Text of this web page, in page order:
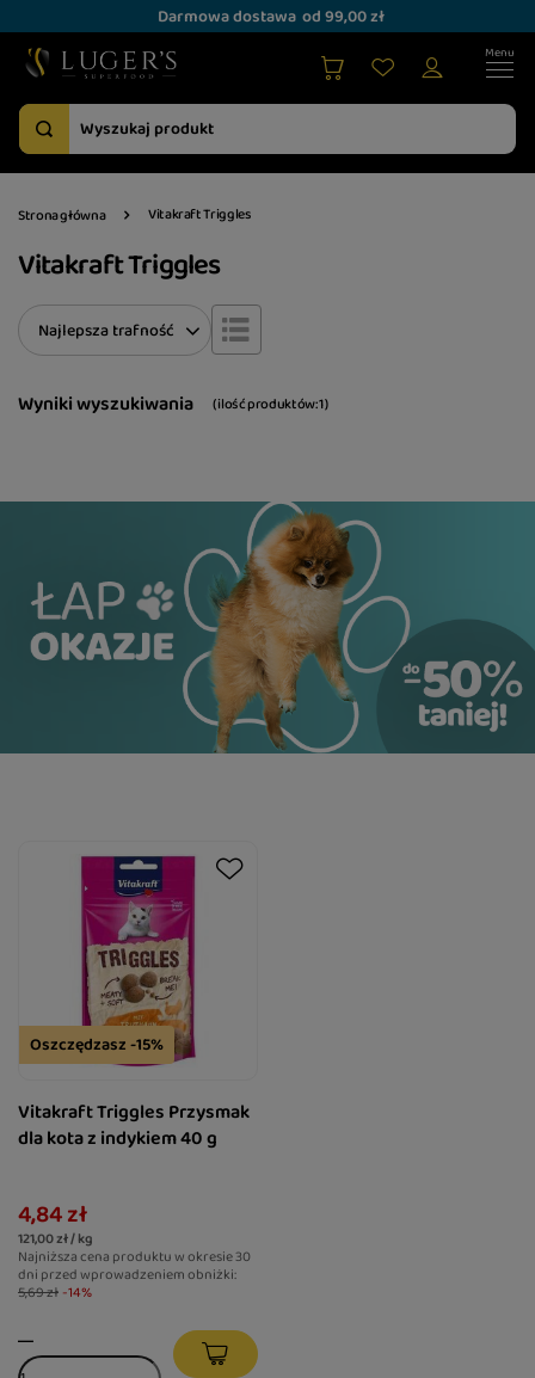
Darmowa dostawa od 99,00 zł
Strona główna Vitakraft Triggles
Vitakraft Triggles
Wyniki wyszukiwania ( ilość produktów:1)
Zmień sortowanie
Najlepsza trafność
Oszczędzasz -15%
Vitakraft Triggles Przysmak
dla kota z indykiem 40 g
4,84 zł
121,00 zł / kg
Najniższa cena produktu w okresie 30
dni przed wprowadzeniem obniżki:
5,69 zł -14%